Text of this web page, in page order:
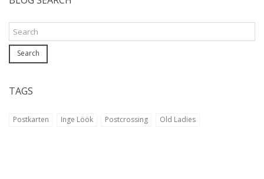
Search
TAGS
Postkarten Inge Löök Postcrossing Old Ladies